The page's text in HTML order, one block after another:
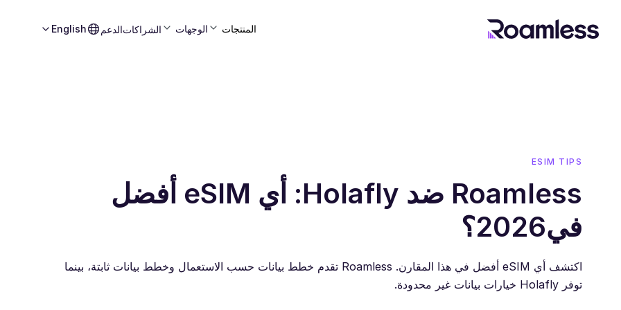
المنتجات الوجهات الشراكاتالدعم English
ESIM TIPS
Roamless ضد Holafly: أي eSIM أفضل
في2026؟
اكتشف أي eSIM أفضل في هذا المقارن. Roamless تقدم خطط بيانات حسب الاستعمال وخطط بيانات ثابتة، بينما
توفر Holafly خيارات بيانات غير محدودة.